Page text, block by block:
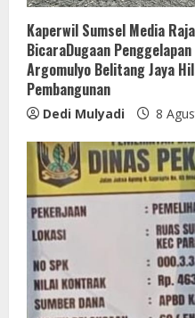
Kaperwil Sumsel Media
BicaraDugaan
Argomulyo Belitang Jaya
Pembangunan
Dedi Mulyadi 8